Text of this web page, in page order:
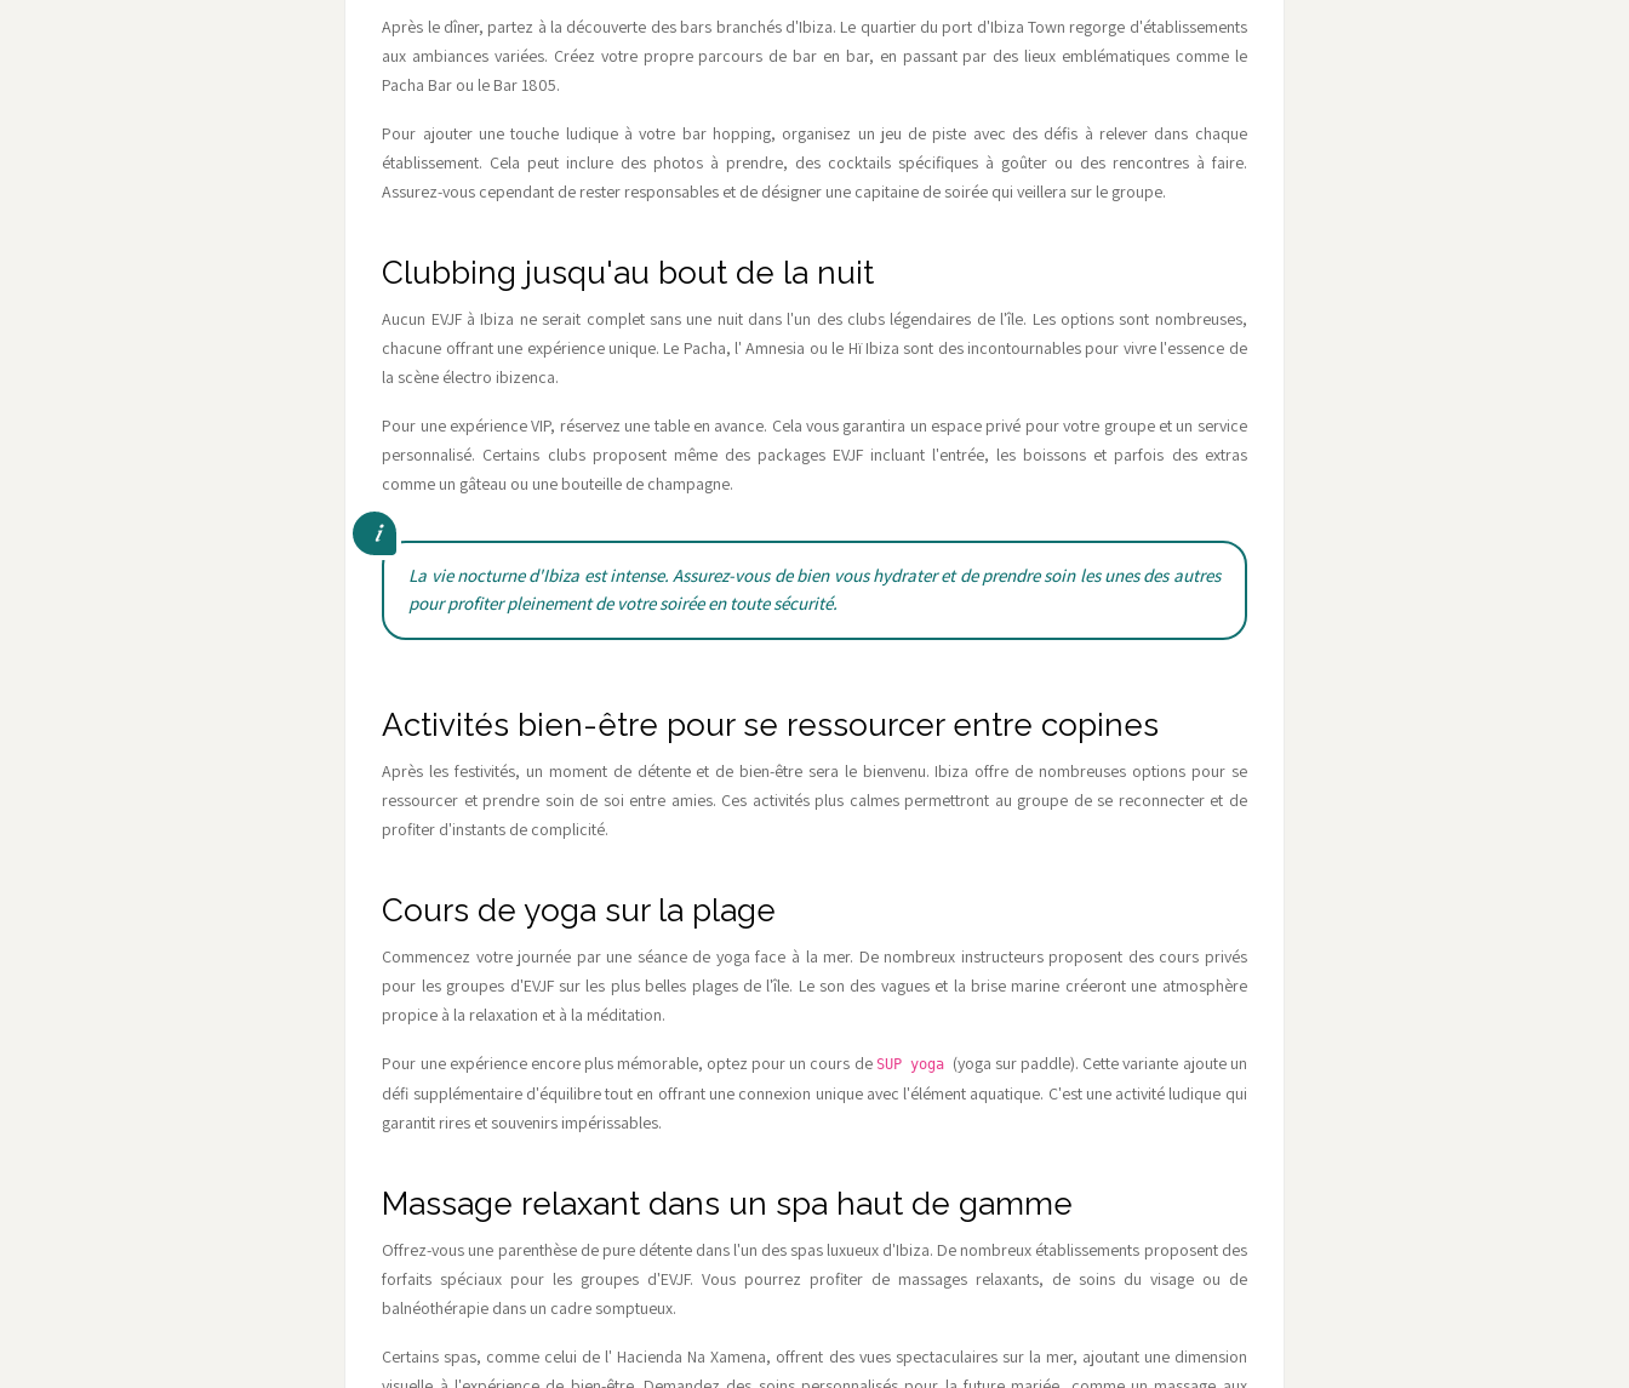
Après le dîner, partez à la découverte des bars branchés d'Ibiza. Le quartier du port d'Ibiza Town regorge d'établissements
aux ambiances variées. Créez votre propre parcours de bar en bar, en passant par des lieux emblématiques comme le
Pacha Bar ou le Bar 1805.
Pour ajouter une touche ludique à votre bar hopping, organisez un jeu de piste avec des défis à relever dans chaque
établissement. Cela peut inclure des photos à prendre, des cocktails spécifiques à goûter ou des rencontres à faire.
Assurez-vous cependant de rester responsables et de désigner une capitaine de soirée qui veillera sur le groupe.
Clubbing jusqu'au bout de la nuit
Aucun EVJF à Ibiza ne serait complet sans une nuit dans l'un des clubs légendaires de l'île. Les options sont nombreuses,
chacune offrant une expérience unique. Le Pacha, l' Amnesia ou le Hï Ibiza sont des incontournables pour vivre l'essence de
la scène électro ibizenca.
Pour une expérience VIP, réservez une table en avance. Cela vous garantira un espace privé pour votre groupe et un service
personnalisé. Certains clubs proposent même des packages EVJF incluant l'entrée, les boissons et parfois des extras
comme un gâteau ou une bouteille de champagne.
La vie nocturne d'Ibiza est intense. Assurez-vous de bien vous hydrater et de prendre soin les unes des autres
pour profiter pleinement de votre soirée en toute sécurité.
Activités bien-être pour se ressourcer entre copines
Après les festivités, un moment de détente et de bien-être sera le bienvenu. Ibiza offre de nombreuses options pour se
ressourcer et prendre soin de soi entre amies. Ces activités plus calmes permettront au groupe de se reconnecter et de
profiter d'instants de complicité.
Cours de yoga sur la plage
Commencez votre journée par une séance de yoga face à la mer. De nombreux instructeurs proposent des cours privés
pour les groupes d'EVJF sur les plus belles plages de l'île. Le son des vagues et la brise marine créeront une atmosphère
propice à la relaxation et à la méditation.
Pour une expérience encore plus mémorable, optez pour un cours de SUP yoga (yoga sur paddle). Cette variante ajoute un
défi supplémentaire d'équilibre tout en offrant une connexion unique avec l'élément aquatique. C'est une activité ludique qui
garantit rires et souvenirs impérissables.
Massage relaxant dans un spa haut de gamme
Offrez-vous une parenthèse de pure détente dans l'un des spas luxueux d'Ibiza. De nombreux établissements proposent des
forfaits spéciaux pour les groupes d'EVJF. Vous pourrez profiter de massages relaxants, de soins du visage ou de
balnéothérapie dans un cadre somptueux.
Certains spas, comme celui de l' Hacienda Na Xamena, offrent des vues spectaculaires sur la mer, ajoutant une dimension